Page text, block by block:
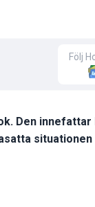
Följ
Den innefattar